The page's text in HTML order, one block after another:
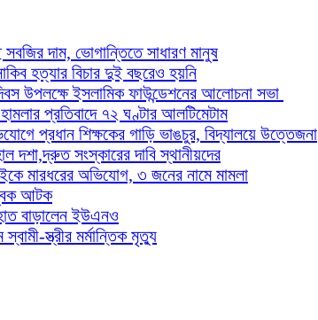
সবজির দাম, ভোগান্তিতে সাধারণ মানুষ
হত্যার বিচার দুই বছরেও হয়নি
উপলক্ষে ইসলামিক ফাউন্ডেশনের আলোচনা সভা
প্রতিবাদে ৭২ ঘণ্টার আলটিমেটাম
প্রধান শিক্ষকের গাড়ি ভাঙচুর, বিদ্যালয়ে উত্তেজনা
দশা,দ্রুত সংস্কারের দাবি স্থানীয়দের
মারধরের অভিযোগ, ৩ জনের নামে মামলা
যুবক আটক
হাত বাড়ালেন ইউএনও
স্ত্রীর মর্মান্তিক মৃত্যু